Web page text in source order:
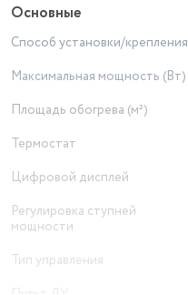
Основные
Способ установки/крепления
Максимальная мощность (Вт)
Площадь обогрева (м²)
Термостат
Цифровой дисплей
Регулировка ступней
мощности
Тип управления